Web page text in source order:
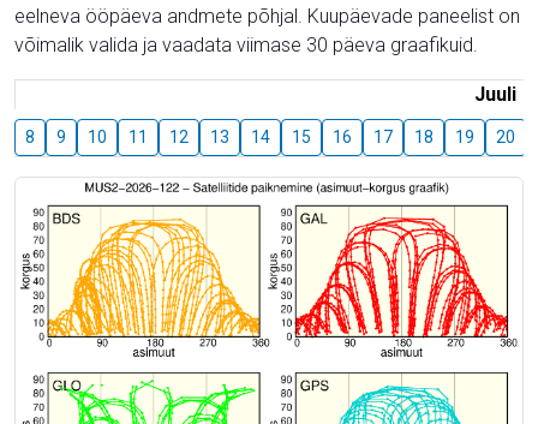
eelneva ööpäeva andmete põhjal. Kuupäevade paneelist on
võimalik valida ja vaadata viimase 30 päeva graafikuid.
Juuli
8 9 10 11 12 13 14 15 16 17 18 19 20